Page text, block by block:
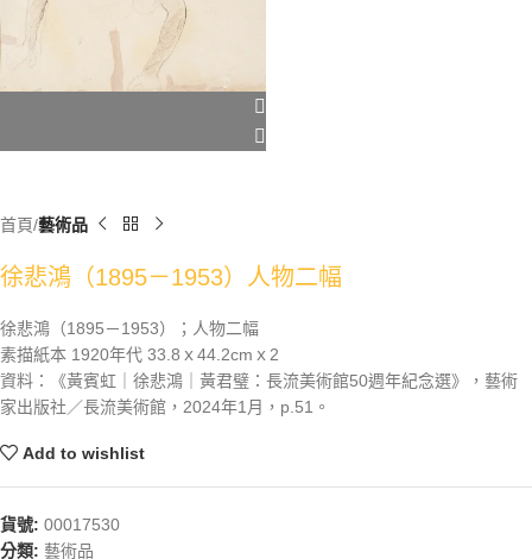
首頁 藝術品
徐悲鴻（1895－1953）人物二幅
徐悲鴻（1895－1953）；人物二幅
素描紙本 1920年代 33.8ｘ44.2cmｘ2
資料：《黃賓虹｜徐悲鴻｜黃君璧：長流美術館50週年紀念選》，藝術
家出版社／長流美術館，2024年1月，p.51。
Add to wishlist
貨號: 00017530
分類: 藝術品